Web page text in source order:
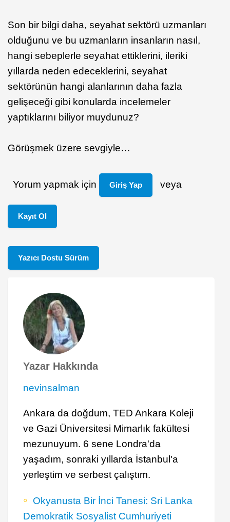
Son bir bilgi daha, seyahat sektörü uzmanları
olduğunu ve bu uzmanların insanların nasıl,
hangi sebeplerle seyahat ettiklerini, ileriki
yıllarda neden edeceklerini, seyahat
sektörünün hangi alanlarının daha fazla
gelişeceği gibi konularda incelemeler
yaptıklarını biliyor muydunuz?
Görüşmek üzere sevgiyle…
Yorum yapmak için Giriş Yap veya
Kayıt Ol
Yazıcı Dostu Sürüm
Yazar Hakkında
nevinsalman
Ankara da doğdum, TED Ankara Koleji
ve Gazi Üniversitesi Mimarlık fakültesi
mezunuyum. 6 sene Londra'da
yaşadım, sonraki yıllarda İstanbul'a
yerleştim ve serbest çalıştım.
Okyanusta Bir İnci Tanesi: Sri Lanka
Demokratik Sosyalist Cumhuriyeti